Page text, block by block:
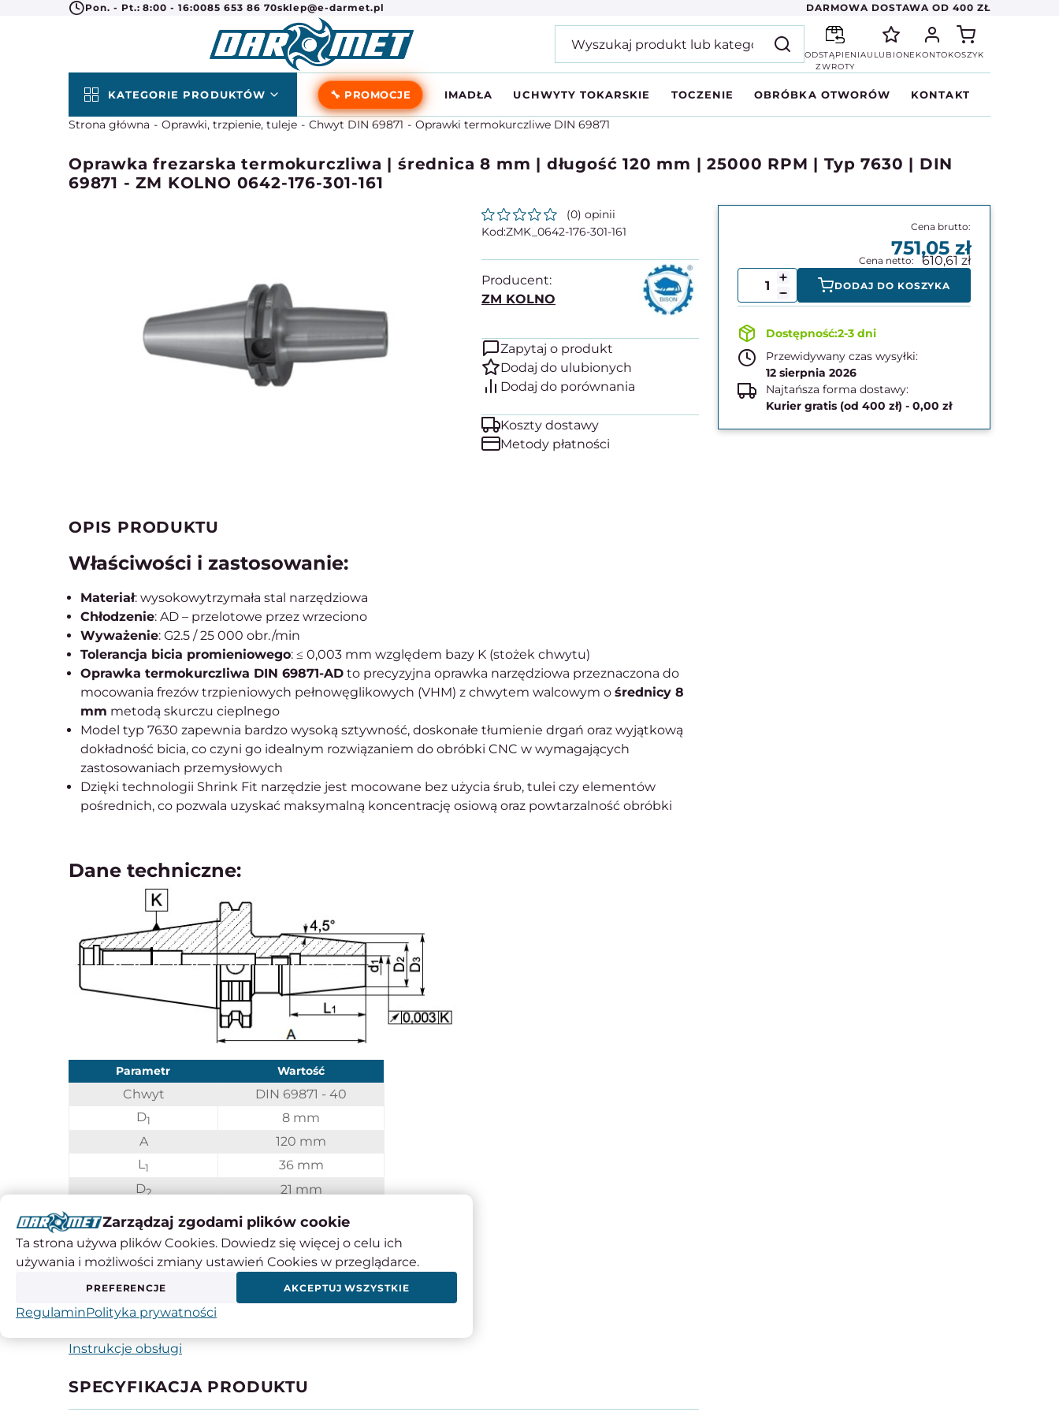
Pon. - Pt.: 8:00 - 16:0085 653 86 70sklep@e-darmet.pl DARMOWA DOSTAWA OD 400 ZŁ
ODSTĄPIENIA
ZWROTY
ULUBIONE KONTOKOSZYK
KATEGORIE PRODUKTÓW 🔧 PROMOCJE IMADŁA UCHWYTY TOKARSKIE TOCZENIE OBRÓBKA OTWORÓW KONTAKT
Strona główna Oprawki, trzpienie, tuleje Chwyt DIN 69871 Oprawki termokurczliwe DIN 69871
Oprawka frezarska termokurczliwa | średnica 8 mm | długość 120 mm | 25000 RPM | Typ 7630 | DIN
69871 - ZM KOLNO 0642-176-301-161
(0) opinii
ZMK_0642-176-301-161
Producent:
ZM KOLNO
Zapytaj o produkt
Koszty dostawy
Metody płatności
751,05
610,61
DODAJ DO KOSZYKA
2-3 dni
Przewidywany czas wysyłki:
12 sierpnia 2026
Najtańsza forma dostawy:
Kurier gratis (od 400 zł) - 0,00 zł
OPIS PRODUKTU
Właściwości i zastosowanie:
Materiał: wysokowytrzymała stal narzędziowa
Chłodzenie: AD – przelotowe przez wrzeciono
Wyważenie: G2.5 / 25 000 obr./min
Tolerancja bicia promieniowego: ≤ 0,003 mm względem bazy K (stożek chwytu)
Oprawka termokurczliwa DIN 69871-AD to precyzyjna oprawka narzędziowa przeznaczona do
mocowania frezów trzpieniowych pełnowęglikowych (VHM) z chwytem walcowym o średnicy 8
mm metodą skurczu cieplnego
Model typ 7630 zapewnia bardzo wysoką sztywność, doskonałe tłumienie drgań oraz wyjątkową
dokładność bicia, co czyni go idealnym rozwiązaniem do obróbki CNC w wymagających
zastosowaniach przemysłowych
Dzięki technologii Shrink Fit narzędzie jest mocowane bez użycia śrub, tulei czy elementów
pośrednich, co pozwala uzyskać maksymalną koncentrację osiową oraz powtarzalność obróbki
Dane techniczne:
Parametr Wartość
Chwyt
DIN 69871 - 40
D1
8 mm
A
120 mm
L1
36 mm
D2
21 mm
3
27 mm
Kod produktu
0642 176 301 161
Chwyt DIN 69871 - informacje techniczne
Instrukcje obsługi
SPECYFIKACJA PRODUKTU
Zarządzaj zgodami plików cookie
Ta strona używa plików Cookies. Dowiedz się więcej o celu ich
używania i możliwości zmiany ustawień Cookies w przeglądarce.
PREFERENCJE AKCEPTUJ WSZYSTKIE
RegulaminPolityka prywatności